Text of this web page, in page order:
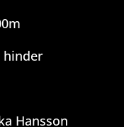
hinder
Hansson